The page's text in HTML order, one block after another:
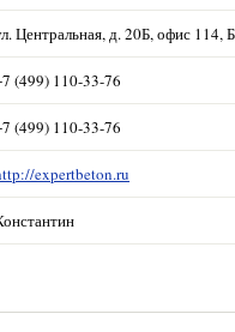
Центральная, д. 20Б, офис 114,
(499) 110-33-76
(499) 110-33-76
expertbeton.ru